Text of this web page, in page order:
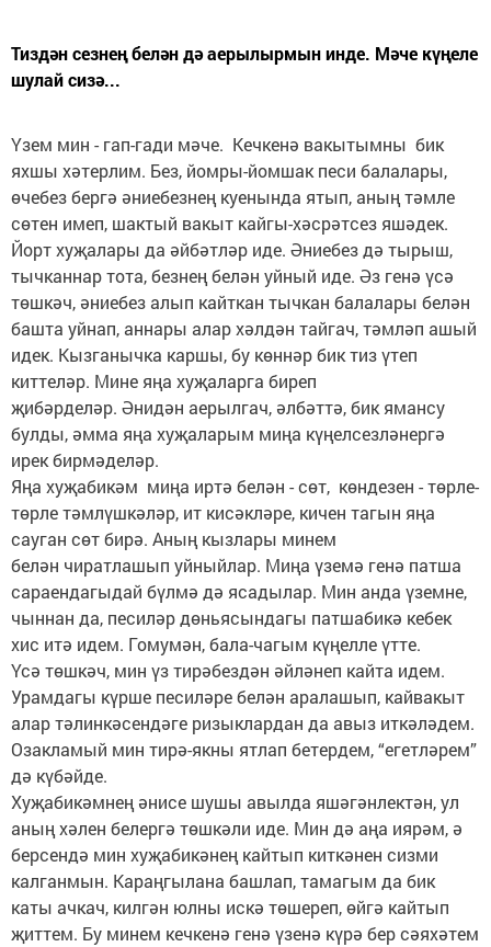
Тиздән сезнең белән дә аерылырмын инде. Мәче күңеле
шулай сизә...
Үзем мин - гап-гади мәче. Кечкенә вакытымны бик
яхшы хәтерлим. Без, йомры-йомшак песи балалары,
өчебез бергә әниебезнең куенында ятып, аның тәмле
сөтен имеп, шактый вакыт кайгы-хәсрәтсез яшәдек.
Йорт хуҗалары да әйбәтләр иде. Әниебез дә тырыш,
тычканнар тота, безнең белән уйный иде. Әз генә үсә
төшкәч, әниебез алып кайткан тычкан балалары белән
башта уйнап, аннары алар хәлдән тайгач, тәмләп ашый
идек. Кызганычка каршы, бу көннәр бик тиз үтеп
киттеләр. Мине яңа хуҗаларга биреп
җибәрделәр. Әнидән аерылгач, әлбәттә, бик ямансу
булды, әмма яңа хуҗаларым миңа күңелсезләнергә
ирек бирмәделәр.
Яңа хуҗабикәм миңа иртә белән - сөт, көндезен - төрле-
төрле тәмлүшкәләр, ит кисәкләре, кичен тагын яңа
сауган сөт бирә. Аның кызлары минем
белән чиратлашып уйныйлар. Миңа үземә генә патша
сараендагыдай бүлмә дә ясадылар. Мин анда үземне,
чыннан да, песиләр дөньясындагы патшабикә кебек
хис итә идем. Гомумән, бала-чагым күңелле үтте.
Үсә төшкәч, мин үз тирәбездән әйләнеп кайта идем.
Урамдагы күрше песиләре белән аралашып, кайвакыт
алар тәлинкәсендәге ризыклардан да авыз иткәләдем.
Озакламый мин тирә-якны ятлап бетердем, “егетләрем”
дә күбәйде.
Хуҗабикәмнең әнисе шушы авылда яшәгәнлектән, ул
аның хәлен белергә төшкәли иде. Мин дә аңа иярәм, ә
берсендә мин хуҗабикәнең кайтып киткәнен сизми
калганмын. Караңгылана башлап, тамагым да бик
каты ачкач, килгән юлны искә төшереп, өйгә кайтып
җиттем. Бу минем кечкенә генә үзенә күрә бер сәяхәтем